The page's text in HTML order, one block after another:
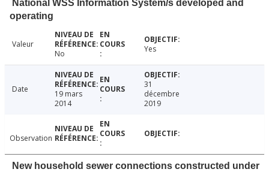
National WSS Information System/s developed and
operating
Valeur
No
Yes
Date
19 mars
2014
31
décembre
2019
Observation
New household sewer connections constructed under